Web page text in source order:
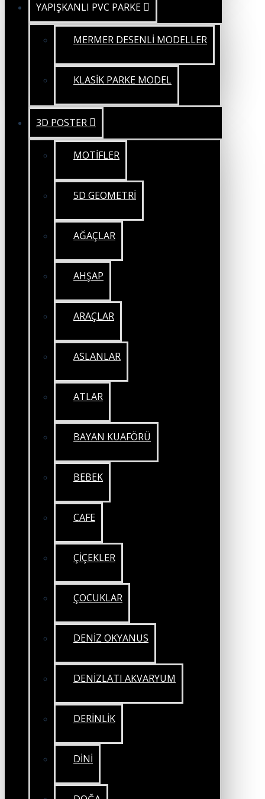
YAPIŞKANLI PVC PARKE
MERMER DESENLİ MODELLER
KLASİK PARKE MODEL
3D POSTER
MOTİFLER
5D GEOMETRİ
AĞAÇLAR
AHŞAP
ARAÇLAR
ASLANLAR
ATLAR
BAYAN KUAFÖRÜ
BEBEK
CAFE
ÇİÇEKLER
ÇOCUKLAR
DENİZ OKYANUS
DENİZLATI AKVARYUM
DERİNLİK
DİNİ